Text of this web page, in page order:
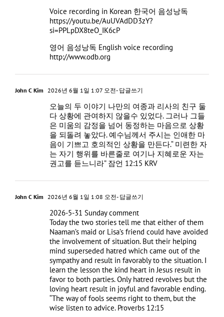
Voice recording in Korean 한국어 음성낭독
https://youtu.be/AuUVAdDD3zY?
si=PPLpDX8teO_IK6cP
영어 음성낭독 English voice recording
http://www.odb.org
John C Kim 2026년 6월 1일 1:07 오전- 답글쓰기
오늘의 두 이야기 나만의 여종과 리사의 친구 둘
다 상황에 관여하지 않을수 있었다. 그러나 그들
은 미움의 감정을 넘어 동정하는 마음으로 상황
을 되돌려 놓았다. 예수님께서 주시는 인애한 마
음이 기쁘고 호의적인 상황을 만든다.“ 미련한 자
는 자기 행위를 바른줄로 여기나 지혜로운 자는
권고를 듣느니라” 잠언‬ ‭12‬:‭15‬ ‭KRV‬‬
John C Kim 2026년 6월 1일 1:08 오전- 답글쓰기
2026-5-31 Sunday comment
Today the two stories tell me that either of them
Naaman’s maid or Lisa’s friend could have avoided
the involvement of situation. But their helping
mind superseded hatred which came out of the
sympathy and result in favorably to the situation. I
learn the lesson the kind heart in Jesus result in
favor to both parties. Only hatred revolves but the
loving heart result in joyful and favorable ending.
“The way of fools seems right to them, but the
wise listen to advice. Proverbs‬ ‭12‬:‭15‬ ‭